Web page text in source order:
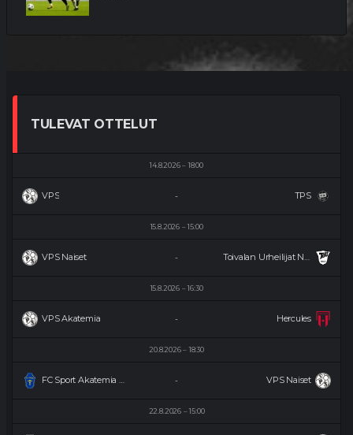
TULEVAT OTTELUT
14.8.2026 18:00
VPS TPS
-
15.8.2026 15:00
VPS Naiset Toivalan Urheilijat Naiset
-
15.8.2026 16:30
VPS Akatemia Hercules
-
20.8.2026 18:30
FC Sport Akatemia Naiset VPS Naiset
-
22.8.2026 15:00